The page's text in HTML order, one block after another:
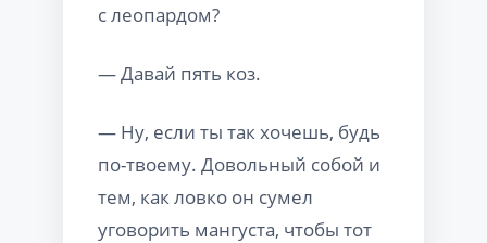
с леопардом?
— Давай пять коз.
— Ну, если ты так хочешь, будь
по-твоему. Довольный собой и
тем, как ловко он сумел
уговорить мангуста, чтобы тот